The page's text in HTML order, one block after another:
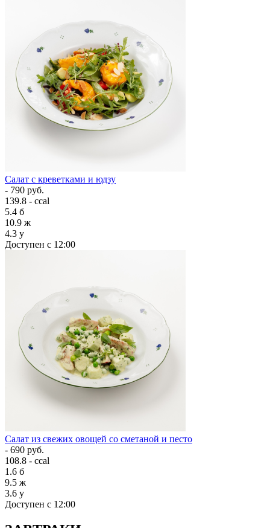
Салат с креветками и юдзу
- 790 руб.
139.8 - ccal
5.4 б
10.9 ж
4.3 у
Доступен с 12:00
Салат из свежих овощей со сметаной и песто
- 690 руб.
108.8 - ccal
1.6 б
9.5 ж
3.6 у
Доступен с 12:00